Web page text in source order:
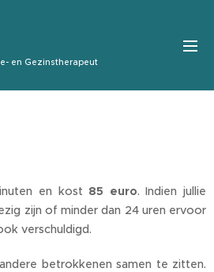
en Gezinstherapeut
en kost 85 euro. Indien jullie
zijn of minder dan 24 uren ervoor
verschuldigd.
betrokkenen samen te zitten.